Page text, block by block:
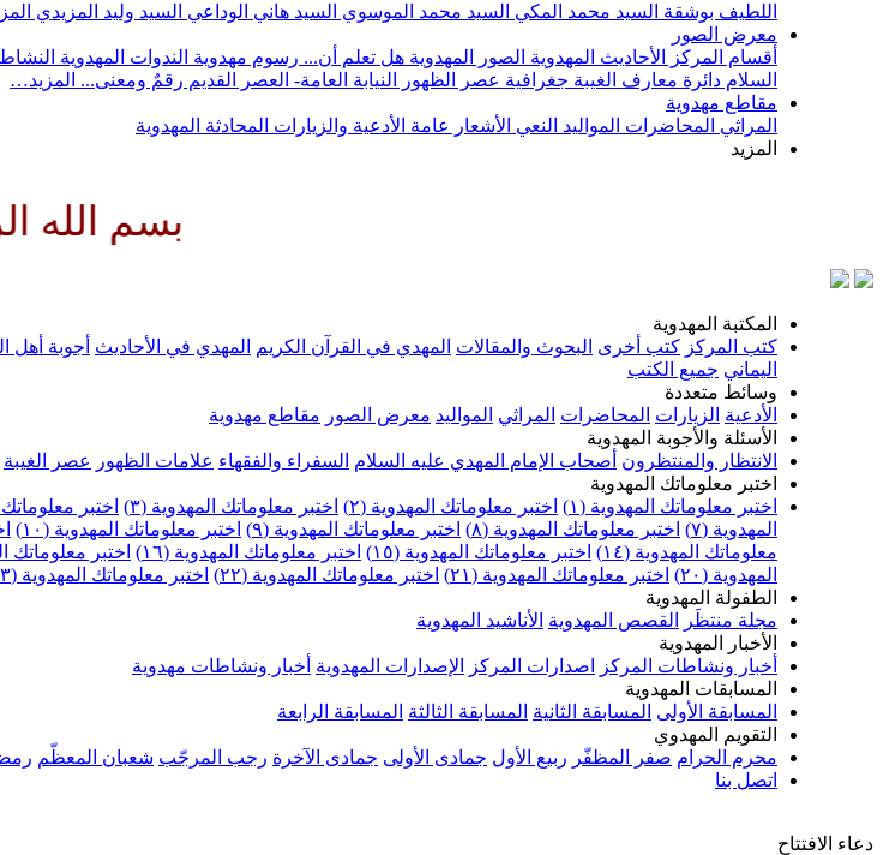
اللطيف بوشقة السيد محمد المكي السيد محمد الموسوي السيد هاني الوداعي السيد وليد المزيدي
معرض الصور
أقسام المركز
الأحاديث المهدوية الصور المهدوية هل تعلم أن... رسوم مهدوية الندوات المهدوية
السلام دائرة معارف الغيبة جغرافية عصر الظهور النيابة العامة- العصر القديم رقمٌ ومعنى... المزيد…
مقاطع مهدوية
المراثي المحاضرات المواليد النعي الأشعار عامة الأدعية والزيارات المحادثة المهدوية
المزيد
بسم الله الرحمن
المكتبة المهدوية
كتب المركز كتب أخرى البحوث والمقالات المهدي في القرآن الكريم المهدي في الأحاديث أجوبة أهل
اليماني جميع الكتب
وسائط متعددة
الأدعية الزيارات المحاضرات المراثي المواليد معرض الصور مقاطع مهدوية
الأسئلة والأجوبة المهدوية
الانتظار والمنتظرون أصحاب الإمام المهدي عليه السلام السفراء والفقهاء علامات الظهور عصر الغيبة
اختبر معلوماتك المهدوية
اختبر معلوماتك المهدوية (١)
اختبر معلوماتك المهدوية (٢) اختبر معلوماتك المهدوية (٣) اختبر معلوماتك
المهدوية (٧)
اختبر معلوماتك المهدوية (٨) اختبر معلوماتك المهدوية (٩) اختبر معلوماتك المهدوية (١٠)
معلوماتك المهدوية (١٤)
اختبر معلوماتك المهدوية (١٥) اختبر معلوماتك المهدوية (١٦) اختبر معلوماتك
المهدوية (٢٠)
اختبر معلوماتك المهدوية (٢١) اختبر معلوماتك المهدوية (٢٢) اختبر معلوماتك المهدوية (٢٣)
الطفولة المهدوية
مجلة منتظَر
القصص المهدوية الأناشيد المهدوية
الأخبار المهدوية
أخبار ونشاطات المركز
اصدارات المركز الإصدارات المهدوية أخبار ونشاطات مهدوية
المسابقات المهدوية
المسابقة الأولى المسابقة الثانية المسابقة الثالثة المسابقة الرابعة
التقويم المهدوي
محرم الحرام صفر المظفّر ربيع الأول جمادى الأولى جمادى الآخرة رجب المرجّب شعبان المعظّم
اتصل بنا
دعاء الافتتاح